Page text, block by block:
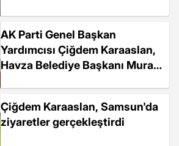
AK Parti Genel Başkan
Yardımcısı Çiğdem Karaaslan,
Havza Belediye Başkanı Murat
Çiğdem Karaaslan, Samsun'da
ziyaretler gerçekleştirdi